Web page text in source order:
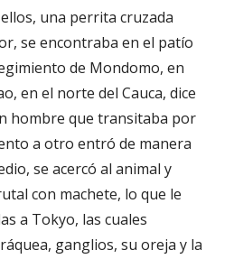
una perrita cruzada
se encontraba en el patío
de Mondomo, en
en el norte del Cauca, dice
hombre que transitaba por
a otro entró de manera
se acercó al animal y
con machete, lo que le
a Tokyo, las cuales
ganglios, su oreja y la